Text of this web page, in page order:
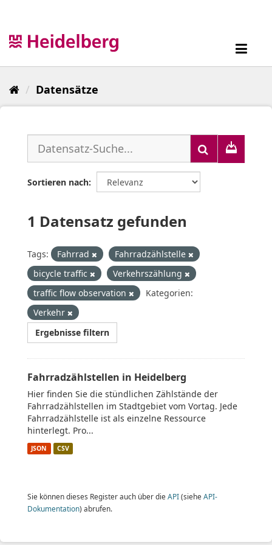
Datensätze
Sortieren nach
1 Datensatz gefunden
Tags: Fahrrad
Fahrradzählstelle
bicycle traffic
Verkehrszählung
traffic flow observation
Kategorien:
Verkehr
Ergebnisse filtern
Fahrradzählstellen in Heidelberg
Hier finden Sie die stündlichen Zählstände der
Fahrradzählstellen im Stadtgebiet vom Vortag. Jede
Fahrradzählstelle ist als einzelne Ressource
hinterlegt. Pro...
JSON CSV
Sie können dieses Register auch über die API(siehe API-
Dokumentation) abrufen.